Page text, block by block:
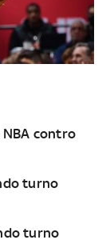
contro
turno
turno